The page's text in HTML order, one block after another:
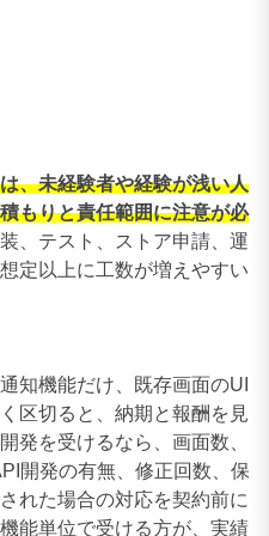
、未経験者や経験が浅い人
もりと責任範囲に注意が必
、テスト、ストア申請、運
定以上に工数が増えやすい
知機能だけ、既存画面のUI
区切ると、納期と報酬を見
発を受けるなら、画面数、
開発の有無、修正回数、保
れた場合の対応を契約前に
能単位で受ける方が、実績